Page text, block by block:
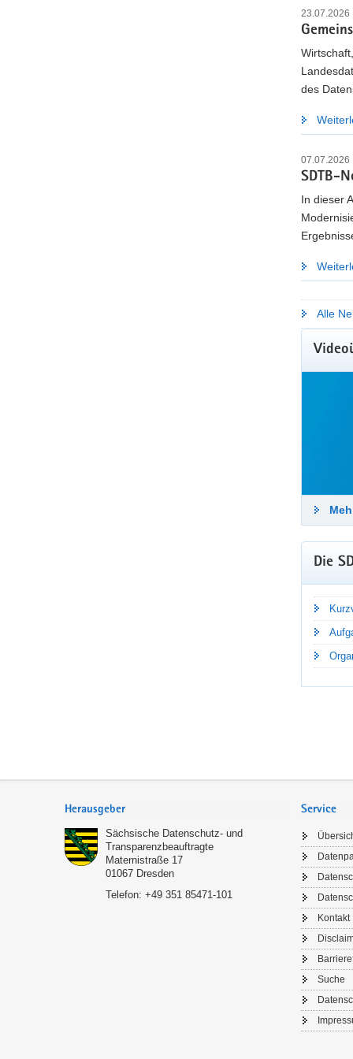
Mit
Tipps
23.07.2026
des
07.07.2026
SDTB-
In dieser
Alle
Die
Herausgeber
Sächsische Datenschutz- und
Transparenzbeauftragte
Maternistraße 17
01067 Dresden
Telefon: +49 351 85471-101
Service
Kontakt
Suche